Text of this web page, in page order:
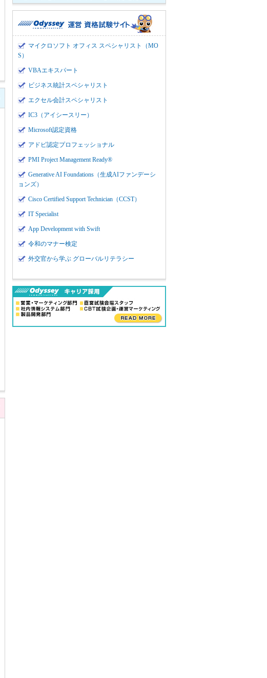
マイクロソフト オフィス スペシャリスト（MO
S）
VBAエキスパート
ビジネス統計スペシャリスト
エクセル会計スペシャリスト
IC3（アイシースリー）
Microsoft認定資格
アドビ認定プロフェッショナル
PMI Project Management Ready®
Generative AI Foundations（生成AIファンデーシ
ョンズ）
Cisco Certified Support Technician（CCST）
IT Specialist
App Development with Swift
令和のマナー検定
外交官から学ぶ グローバルリテラシー